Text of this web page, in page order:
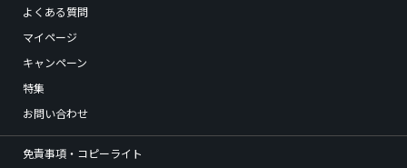
よくある質問
マイページ
キャンペーン
特集
お問い合わせ
免責事項・コピーライト